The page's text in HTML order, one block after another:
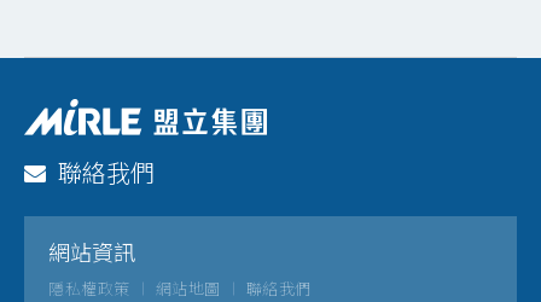
聯絡我們
網站資訊
隱私權政策 網站地圖 聯絡我們